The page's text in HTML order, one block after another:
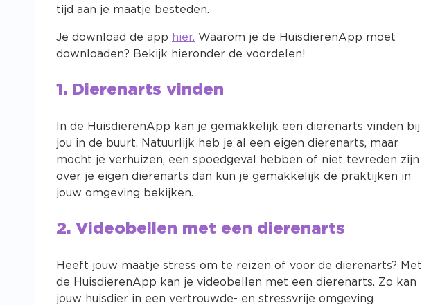
tijd aan je maatje besteden.
Je download de app hier. Waarom je de HuisdierenApp moet
downloaden? Bekijk hieronder de voordelen!
1. Dierenarts vinden
In de HuisdierenApp kan je gemakkelijk een dierenarts vinden bij
jou in de buurt. Natuurlijk heb je al een eigen dierenarts, maar
mocht je verhuizen, een spoedgeval hebben of niet tevreden zijn
over je eigen dierenarts dan kun je gemakkelijk de praktijken in
jouw omgeving bekijken.
2. Videobellen met een dierenarts
Heeft jouw maatje stress om te reizen of voor de dierenarts? Met
de HuisdierenApp kan je videobellen met een dierenarts. Zo kan
jouw huisdier in een vertrouwde- en stressvrije omgeving